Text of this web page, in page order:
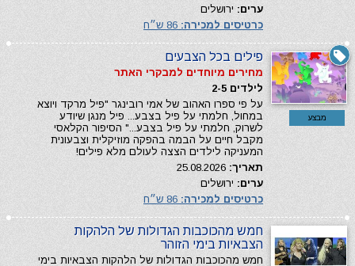
ערים: ירושלים
כרטיסים למכירה:
מבצע
פילים בכל הצבעים
מחירים מיוחדים למבקרי האתר
לילדים 2-5
על פי ספרו האהוב של אמי רובינגר "פיל מרקד ויוצא
במחול, חלמתי על פיל בצבע... פיל מנגן שיודע
לשרוק, חלמתי על פיל בצבע..." הסיפור הקלאסי
מקבל חיים על הבמה בהפקה מוזיקלית וצבעונית
המעניקה לילדים הצצה לעולם מלא פילים!
תאריך:
ערים: ירושלים
כרטיסים למכירה:
חמש מהכוכבות הגדולות של הלהקות
הצבאיות בימי הזוהר
חמש מהכוכבות הגדולות של הלהקות הצבאיות בימי